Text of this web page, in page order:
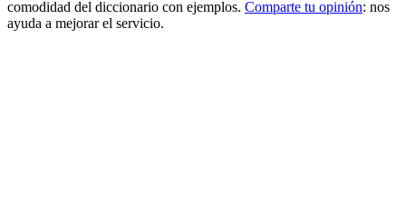
comodidad del diccionario con ejemplos. Comparte tu opinión: nos
ayuda a mejorar el servicio.